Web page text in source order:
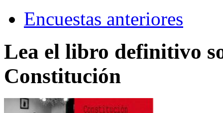
Encuestas anteriores
Lea el libro definitivo
Constitución